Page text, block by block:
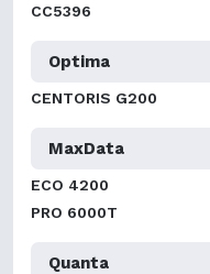
CC5396
Optima
CENTORIS G200
MaxData
ECO 4200
PRO 6000T
Quanta